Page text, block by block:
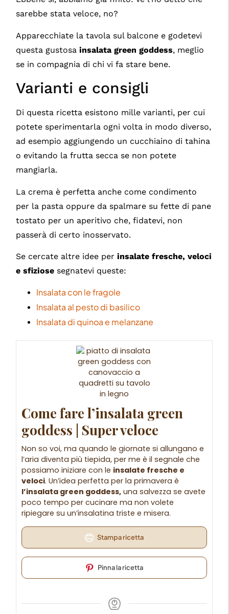
sarebbe stata veloce, no?
Apparecchiate la tavola sul balcone e godetevi
questa gustosainsalata green goddess, meglio
se in compagnia di chi vi fa stare bene.
Varianti e consigli
Di questa ricetta esistono mille varianti, per cui
potete sperimentarla ogni volta in modo diverso,
ad esempio aggiungendo un cucchiaino di tahina
o evitando la frutta secca se non potete
mangiarla.
La crema è perfetta anche come condimento
per la pasta oppure da spalmare su fette di pane
tostato per un aperitivo che, fidatevi, non
passerà di certo inosservato.
Se cercate altre idee perinsalate fresche, veloci
e sfiziose segnatevi queste:
Insalata con le fragole
Insalata al pesto di basilico
Insalata di quinoa e melanzane
Come fare l’insalata green
goddess | Super veloce
Non so voi, ma quando le giornate si allungano e
l’aria diventa più tiepida, per me è il segnale che
possiamo iniziare con le insalate fresche e
veloci. Un’idea perfetta per la primavera è
l’insalata green goddess, una salvezza se avete
poco tempo per cucinare ma non volete
ripiegare su un’insalatina triste e misera.
Stampa ricetta
Pinna la ricetta